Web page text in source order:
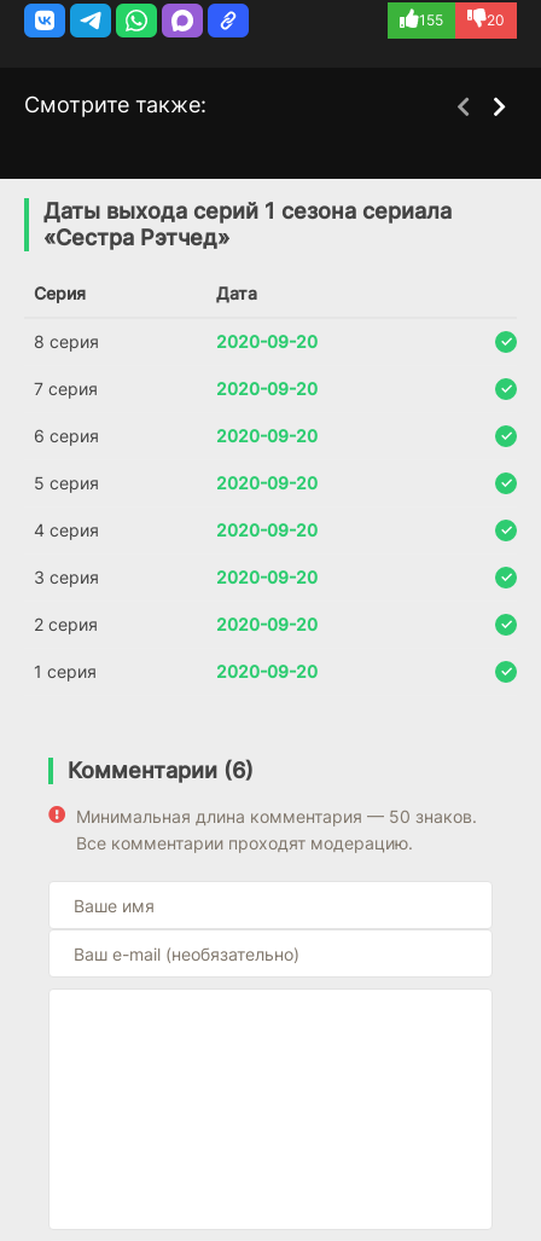
155 20
Смотрите также:
6.9 7.9
Даты выхода серий 1 сезона сериала
«Сестра Рэтчед»
Серия Дата
8 серия 2020-09-20
7 серия 2020-09-20
6 серия 2020-09-20
5 серия 2020-09-20
4 серия 2020-09-20
3 серия 2020-09-20
2 серия 2020-09-20
1 серия 2020-09-20
Комментарии (6)
Минимальная длина комментария — 50 знаков.
Все комментарии проходят модерацию.